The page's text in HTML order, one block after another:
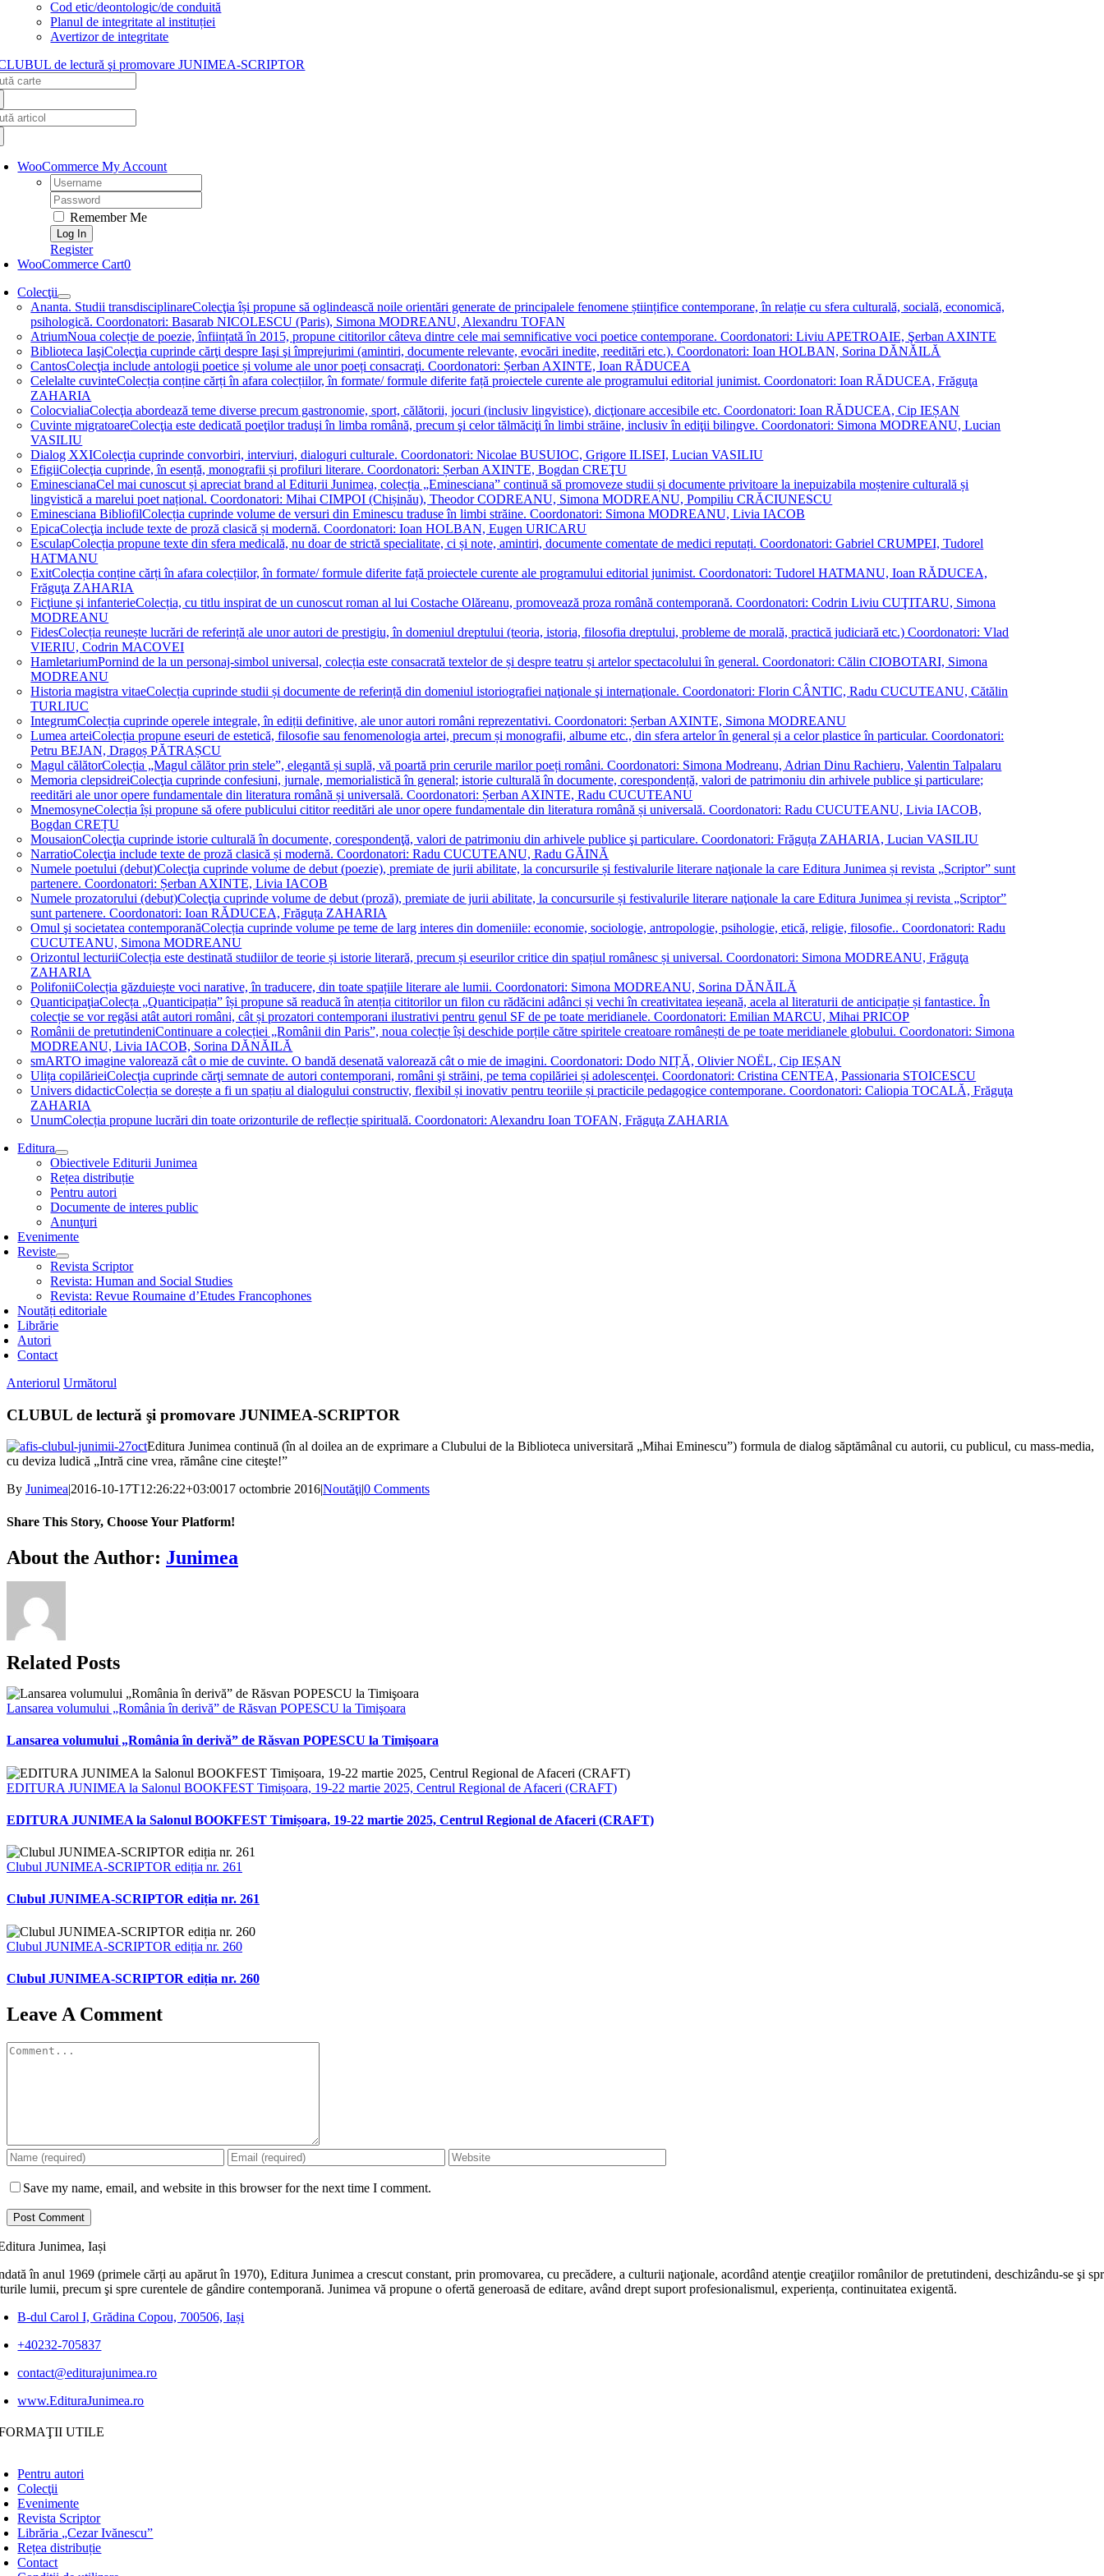
Cod etic/deontologic/de conduită
Planul de integritate al instituției
Avertizor de integritate
WooCommerce My Account
Username:
Password:
Remember Me
Register
WooCommerce Cart0
Colecţii
Ananta. Studii transdisciplinareColecţia își propune să oglindească noile orientări generate de principalele fenomene științifice contemporane, în relație cu sfera culturală, socială, economică,
psihologică. Coordonatori: Basarab NICOLESCU (Paris), Simona MODREANU, Alexandru TOFAN
AtriumNoua colecție de poezie, înființată în 2015, propune cititorilor câteva dintre cele mai semnificative voci poetice contemporane. Coordonatori: Liviu APETROAIE, Şerban AXINTE
Biblioteca IaşiColecţia cuprinde cărţi despre Iaşi şi împrejurimi (amintiri, documente relevante, evocări inedite, reeditări etc.). Coordonatori: Ioan HOLBAN, Sorina DĂNĂILĂ
CantosColecţia include antologii poetice și volume ale unor poeți consacraţi. Coordonatori: Șerban AXINTE, Ioan RĂDUCEA
Celelalte cuvinteColecția conține cărți în afara colecțiilor, în formate/ formule diferite față proiectele curente ale programului editorial junimist. Coordonatori: Ioan RĂDUCEA, Frăguţa
ZAHARIA
ColocvialiaColecţia abordează teme diverse precum gastronomie, sport, călătorii, jocuri (inclusiv lingvistice), dicţionare accesibile etc. Coordonatori: Ioan RĂDUCEA, Cip IEȘAN
Cuvinte migratoareColecţia este dedicată poeţilor traduşi în limba română, precum şi celor tălmăciţi în limbi străine, inclusiv în ediţii bilingve. Coordonatori: Simona MODREANU, Lucian
VASILIU
Dialog XXIColecţia cuprinde convorbiri, interviuri, dialoguri culturale. Coordonatori: Nicolae BUSUIOC, Grigore ILISEI, Lucian VASILIU
EfigiiColecţia cuprinde, în esență, monografii și profiluri literare. Coordonatori: Șerban AXINTE, Bogdan CREŢU
EminescianaCel mai cunoscut și apreciat brand al Editurii Junimea, colecția „Eminesciana” continuă să promoveze studii și documente privitoare la inepuizabila moștenire culturală și
lingvistică a marelui poet național. Coordonatori: Mihai CIMPOI (Chișinău), Theodor CODREANU, Simona MODREANU, Pompiliu CRĂCIUNESCU
Eminesciana BibliofilColecția cuprinde volume de versuri din Eminescu traduse în limbi străine. Coordonatori: Simona MODREANU, Livia IACOB
EpicaColecţia include texte de proză clasică și modernă. Coordonatori: Ioan HOLBAN, Eugen URICARU
EsculapColecția propune texte din sfera medicală, nu doar de strictă specialitate, ci și note, amintiri, documente comentate de medici reputați. Coordonatori: Gabriel CRUMPEI, Tudorel
HATMANU
ExitColecția conține cărți în afara colecțiilor, în formate/ formule diferite față proiectele curente ale programului editorial junimist. Coordonatori: Tudorel HATMANU, Ioan RĂDUCEA,
Frăguţa ZAHARIA
Ficţiune şi infanterieColecția, cu titlu inspirat de un cunoscut roman al lui Costache Olăreanu, promovează proza română contemporană. Coordonatori: Codrin Liviu CUŢITARU, Simona
MODREANU
FidesColecția reunește lucrări de referință ale unor autori de prestigiu, în domeniul dreptului (teoria, istoria, filosofia dreptului, probleme de morală, practică judiciară etc.) Coordonatori: Vlad
VIERIU, Codrin MACOVEI
HamletariumPornind de la un personaj-simbol universal, colecția este consacrată textelor de și despre teatru și artelor spectacolului în general. Coordonatori: Călin CIOBOTARI, Simona
MODREANU
Historia magistra vitaeColecția cuprinde studii și documente de referință din domeniul istoriografiei naţionale şi internaţionale. Coordonatori: Florin CÂNTIC, Radu CUCUTEANU, Cătălin
TURLIUC
IntegrumColecția cuprinde operele integrale, în ediții definitive, ale unor autori români reprezentativi. Coordonatori: Șerban AXINTE, Simona MODREANU
Lumea arteiColecția propune eseuri de estetică, filosofie sau fenomenologia artei, precum și monografii, albume etc., din sfera artelor în general și a celor plastice în particular. Coordonatori:
Petru BEJAN, Dragoș PĂTRAȘCU
Magul călătorColecția „Magul călător prin stele”, elegantă și suplă, vă poartă prin cerurile marilor poeți români. Coordonatori: Simona Modreanu, Adrian Dinu Rachieru, Valentin Talpalaru
Memoria clepsidreiColecţia cuprinde confesiuni, jurnale, memorialistică în general; istorie culturală în documente, corespondență, valori de patrimoniu din arhivele publice şi particulare;
reeditări ale unor opere fundamentale din literatura română și universală. Coordonatori: Șerban AXINTE, Radu CUCUTEANU
MnemosyneColecția își propune să ofere publicului cititor reeditări ale unor opere fundamentale din literatura română și universală. Coordonatori: Radu CUCUTEANU, Livia IACOB,
Bogdan CREȚU
MousaionColecţia cuprinde istorie culturală în documente, corespondenţă, valori de patrimoniu din arhivele publice şi particulare. Coordonatori: Frăguța ZAHARIA, Lucian VASILIU
NarratioColecţia include texte de proză clasică și modernă. Coordonatori: Radu CUCUTEANU, Radu GĂINĂ
Numele poetului (debut)Colecţia cuprinde volume de debut (poezie), premiate de jurii abilitate, la concursurile și festivalurile literare naţionale la care Editura Junimea și revista „Scriptor” sunt
partenere. Coordonatori: Șerban AXINTE, Livia IACOB
Numele prozatorului (debut)Colecţia cuprinde volume de debut (proză), premiate de jurii abilitate, la concursurile și festivalurile literare naţionale la care Editura Junimea și revista „Scriptor”
sunt partenere. Coordonatori: Ioan RĂDUCEA, Frăguța ZAHARIA
Omul şi societatea contemporanăColecția cuprinde volume pe teme de larg interes din domeniile: economie, sociologie, antropologie, psihologie, etică, religie, filosofie.. Coordonatori: Radu
CUCUTEANU, Simona MODREANU
Orizontul lecturiiColecția este destinată studiilor de teorie și istorie literară, precum și eseurilor critice din spațiul românesc și universal. Coordonatori: Simona MODREANU, Frăguţa
ZAHARIA
PolifoniiColecția găzduiește voci narative, în traducere, din toate spațiile literare ale lumii. Coordonatori: Simona MODREANU, Sorina DĂNĂILĂ
QuanticipaţiaColecța „Quanticipația” își propune să readucă în atenția cititorilor un filon cu rădăcini adânci și vechi în creativitatea ieșeană, acela al literaturii de anticipație și fantastice. În
colecție se vor regăsi atât autori români, cât și prozatori contemporani ilustrativi pentru genul SF de pe toate meridianele. Coordonatori: Emilian MARCU, Mihai PRICOP
Românii de pretutindeniContinuare a colecției „Românii din Paris”, noua colecție își deschide porțile către spiritele creatoare românești de pe toate meridianele globului. Coordonatori: Simona
MODREANU, Livia IACOB, Sorina DĂNĂILĂ
smARTO imagine valorează cât o mie de cuvinte. O bandă desenată valorează cât o mie de imagini. Coordonatori: Dodo NIȚĂ, Olivier NOËL, Cip IEȘAN
Ulița copilărieiColecţia cuprinde cărţi semnate de autori contemporani, români şi străini, pe tema copilăriei și adolescenţei. Coordonatori: Cristina CENTEA, Passionaria STOICESCU
Univers didacticColecția se dorește a fi un spațiu al dialogului constructiv, flexibil și inovativ pentru teoriile și practicile pedagogice contemporane. Coordonatori: Caliopia TOCALĂ, Frăguţa
ZAHARIA
UnumColecția propune lucrări din toate orizonturile de reflecție spirituală. Coordonatori: Alexandru Ioan TOFAN, Frăguţa ZAHARIA
Editura
Obiectivele Editurii Junimea
Rețea distribuție
Pentru autori
Documente de interes public
Anunţuri
Evenimente
Reviste
Revista Scriptor
Revista: Human and Social Studies
Revista: Revue Roumaine d’Etudes Francophones
Noutăți editoriale
Librărie
Autori
Contact
Anteriorul Următorul
CLUBUL de lectură şi promovare JUNIMEA-SCRIPTOR
Editura Junimea continuă (în al doilea an de exprimare a Clubului de la Biblioteca universitară „Mihai Eminescu”) formula de dialog săptămânal cu autorii, cu publicul, cu mass-media,
cu deviza ludică „Intră cine vrea, rămâne cine citeşte!”
By Junimea|2016-10-17T12:26:22+03:0017 octombrie 2016|Noutăţi|0 Comments
Share This Story, Choose Your Platform!
Facebook
X
Bluesky
Reddit
LinkedIn
WhatsApp
Telegram
Tumblr
Xing
Email
Copy
Link
About the Author: Junimea
Related Posts
Lansarea volumului „România în derivă” de Răsvan POPESCU la Timişoara
Lansarea volumului „România în derivă” de Răsvan POPESCU la Timişoara
EDITURA JUNIMEA la Salonul BOOKFEST Timișoara, 19-22 martie 2025, Centrul Regional de Afaceri (CRAFT)
EDITURA JUNIMEA la Salonul BOOKFEST Timișoara, 19-22 martie 2025, Centrul Regional de Afaceri (CRAFT)
Clubul JUNIMEA-SCRIPTOR ediția nr. 261
Clubul JUNIMEA-SCRIPTOR ediția nr. 261
Clubul JUNIMEA-SCRIPTOR ediția nr. 260
Clubul JUNIMEA-SCRIPTOR ediția nr. 260
Leave A Comment
Comment
Save my name, email, and website in this browser for the next time I comment.
în anul 1969 (primele cărți au apărut în 1970), Editura Junimea a crescut constant, prin promovarea, cu precădere, a culturii naţionale, acordând atenţie creaţiilor românilor de pretutindeni, deschizându-se şi
lumii, precum şi spre curentele de gândire contemporană. Junimea vă propune o ofertă generoasă de editare, având drept suport profesionalismul, experiența, continuitatea exigentă.
B-dul Carol I, Grădina Copou, 700506, Iași
+40232-705837
contact@editurajunimea.ro
www.EdituraJunimea.ro
UTILE
Pentru autori
Colecţii
Evenimente
Revista Scriptor
Librăria „Cezar Ivănescu”
Rețea distribuție
Contact